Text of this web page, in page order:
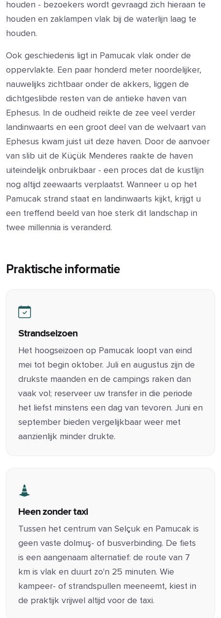
houden - bezoekers wordt gevraagd zich hieraan te
houden en zaklampen vlak bij de waterlijn laag te
houden.
Ook geschiedenis ligt in Pamucak vlak onder de
oppervlakte. Een paar honderd meter noordelijker,
nauwelijks zichtbaar onder de akkers, liggen de
dichtgeslibde resten van de antieke haven van
Ephesus. In de oudheid reikte de zee veel verder
landinwaarts en een groot deel van de welvaart van
Ephesus kwam juist uit deze haven. Door de aanvoer
van slib uit de Küçük Menderes raakte de haven
uiteindelijk onbruikbaar - een proces dat de kustlijn
nog altijd zeewaarts verplaatst. Wanneer u op het
Pamucak strand staat en landinwaarts kijkt, krijgt u
een treffend beeld van hoe sterk dit landschap in
twee millennia is veranderd.
Praktische informatie
Strandseizoen
Het hoogseizoen op Pamucak loopt van eind
mei tot begin oktober. Juli en augustus zijn de
drukste maanden en de campings raken dan
vaak vol; reserveer uw transfer in die periode
het liefst minstens een dag van tevoren. Juni en
september bieden vergelijkbaar weer met
aanzienlijk minder drukte.
Heen zonder taxi
Tussen het centrum van Selçuk en Pamucak is
geen vaste dolmuş- of busverbinding. De fiets
is een aangenaam alternatief: de route van 7
km is vlak en duurt zo'n 25 minuten. Wie
kampeer- of strandspullen meeneemt, kiest in
de praktijk vrijwel altijd voor de taxi.